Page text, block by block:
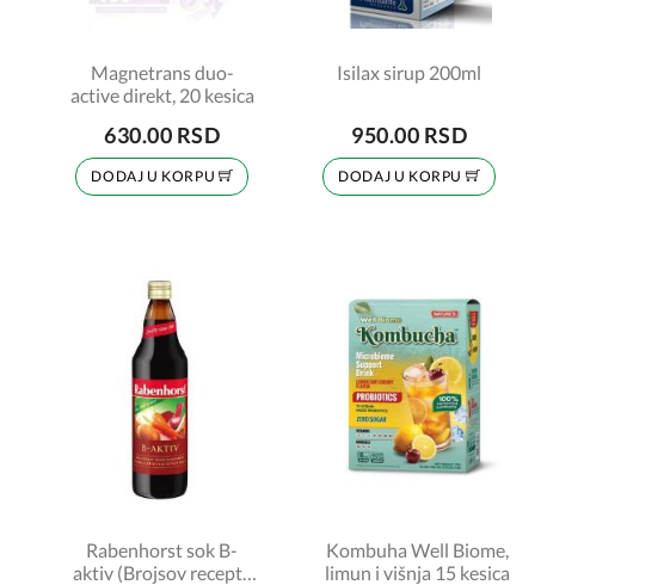
Magnetrans duo-
active direkt, 20 kesica
630.00 RSD
DODAJ U KORPU
Isilax sirup 200ml
950.00 RSD
DODAJ U KORPU
Rabenhorst sok B-
aktiv (Brojsov recept),
Kombuha Well Biome,
limun i višnja 15 kesica